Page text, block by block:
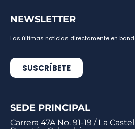
NEWSLETTER
Las últimas noticias directamente en
SUSCRÍBETE
SEDE PRINCIPAL
Carrera 47A No. 91-19 / La